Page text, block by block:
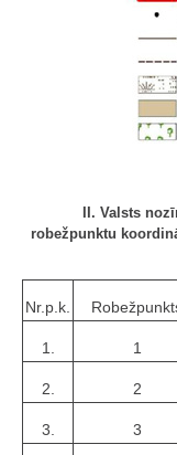
II. Valsts
robežpunktu
Nr.p.k.
1. 1
2. 2
3. 3